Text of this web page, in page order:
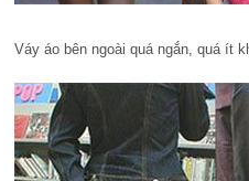
Váy áo bên ngoài quá ngắn, quá ít